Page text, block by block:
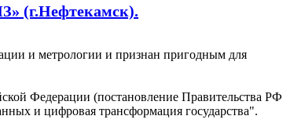
(г.Нефтекамск).
и метрологии и признан пригодным для